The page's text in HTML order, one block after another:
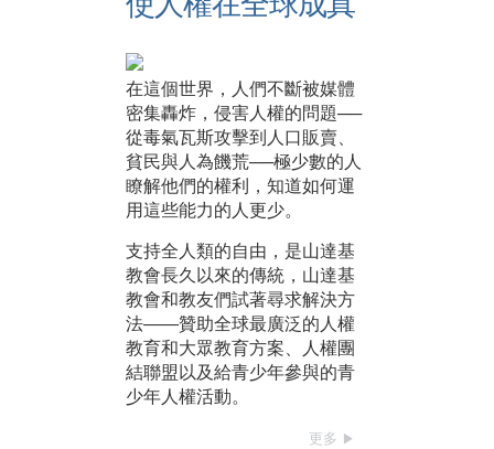
在這個世界，人們不斷被媒體
密集轟炸，侵害人權的問題──
從毒氣瓦斯攻擊到人口販賣、
貧民與人為饑荒──極少數的人
瞭解他們的權利，知道如何運
用這些能力的人更少。
支持全人類的自由，是山達基
教會長久以來的傳統，山達基
教會和教友們試著尋求解決方
法——贊助全球最廣泛的人權
教育和大眾教育方案、人權團
結聯盟以及給青少年參與的青
少年人權活動。
更多